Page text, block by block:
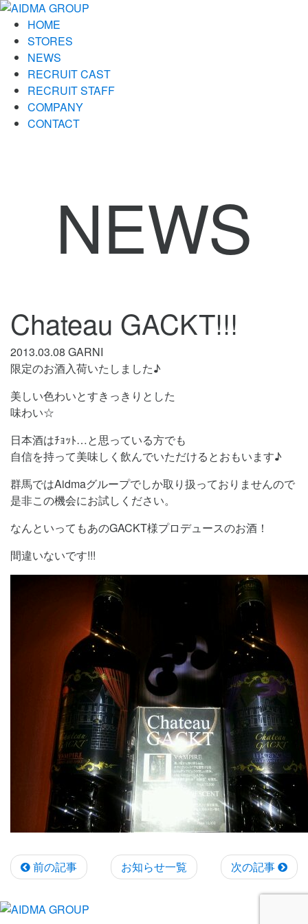
HOME
STORES
NEWS
RECRUIT CAST
RECRUIT STAFF
COMPANY
CONTACT
NEWS
Chateau GACKT!!!
2013.03.08 GARNI
限定のお酒入荷いたしました♪
美しい色わいとすきっきりとした
味わい☆
日本酒はﾁｮｯﾄ…と思っている方でも
自信を持って美味しく飲んでいただけるとおもいます♪
群馬ではAidmaグループでしか取り扱っておりませんので
是非この機会にお試しください。
なんといってもあのGACKT様プロデュースのお酒！
間違いないです!!!
前の記事 お知らせ一覧 次の記事